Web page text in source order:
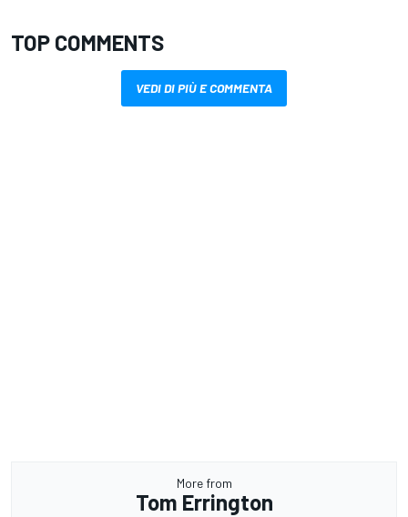
TOP COMMENTS
VEDI DI PIÙ E COMMENTA
More from
Tom Errington